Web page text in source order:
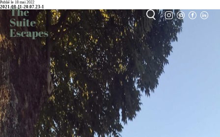
Publié le 18 mai 2022
2021-08-11-20.07.23-1